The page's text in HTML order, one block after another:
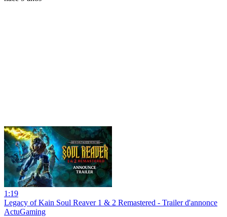
1:19
Legacy of Kain Soul Reaver 1 & 2 Remastered - Trailer d'annonce
ActuGaming